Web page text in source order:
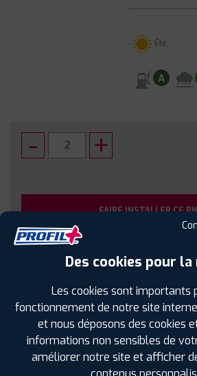
Été
A
FAIRE INSTALLER CE
Sous réserve de disponibilité
SPÉCIFICATIONS AVIS CLIENTS
Étiquetage
Des cookies pour la
Les cookies sont importants
fonctionnement de notre site
et nous déposons des cookies
informations non sensibles de
améliorer notre site et afficher